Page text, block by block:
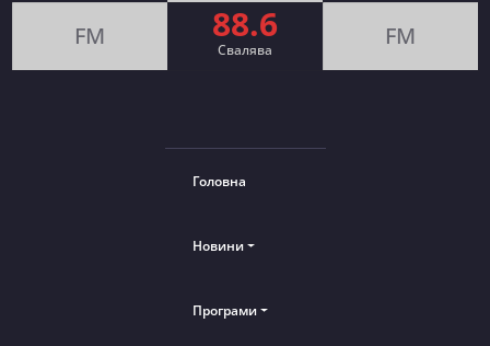
FM 88.6
Cвалява FM
Головна
Новини
Програми